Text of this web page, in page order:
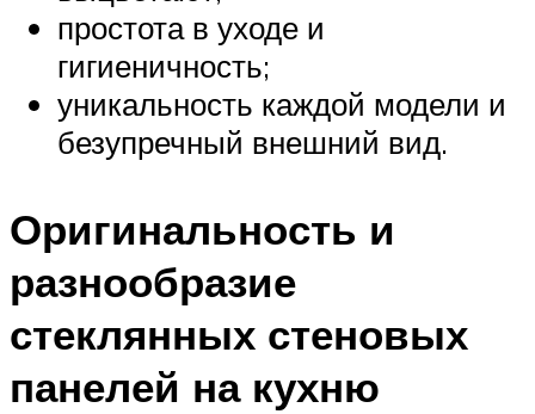
простота в уходе и
гигиеничность;
уникальность каждой модели и
безупречный внешний вид.
Оригинальность и
разнообразие
стеклянных стеновых
панелей на кухню